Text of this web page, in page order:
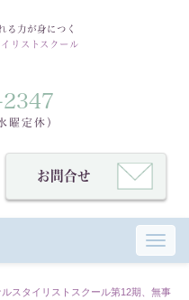
る力が身につく
リストスクール
曜定休）
お問合せ
スタイリストスクール第12期、無事